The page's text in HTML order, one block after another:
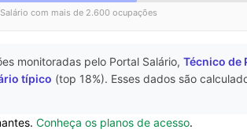
com mais de 2.600 ocupações
monitoradas pelo Portal Salário, Técnico de
típico (top 18%). Esses dados são
Conheça os planos de acesso.